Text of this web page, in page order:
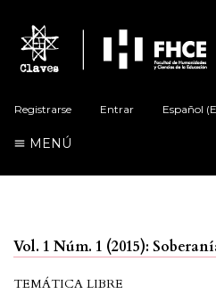
Registrarse Entrar Español
MENÚ
Vol. 1 Núm. 1 (2015):
TEMÁTICA LIBRE